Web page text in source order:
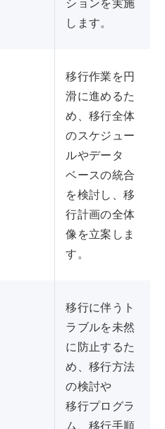
します。
移行作業を円
滑に進めるた
め、移行全体
のスケジュー
ルやデータ
ベースの統合
を検討し、移
行計画の全体
像を立案しま
す。
移行に伴うト
ラブルを未然
に防止するた
め、移行方法
の検討や
移行プログラ
ム、移行手順